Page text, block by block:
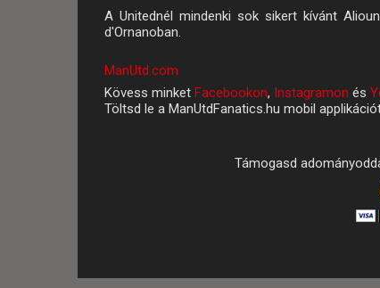
A Unitednél mindenki sok sikert kívánt
d'Ornanoban.
ManUtd.com
Kövess minket Facebookon, Instagramon és
Töltsd le a ManUtdFanatics.hu mobil
Támogasd